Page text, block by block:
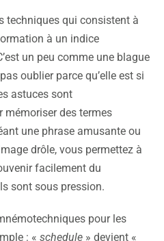
techniques qui consistent à
à un indice
un peu comme une blague
oublier parce qu’elle est si
astuces sont
mémoriser des termes
une phrase amusante ou
drôle, vous permettez à
facilement du
sont sous pression.
pour les
: « schedule » devient «